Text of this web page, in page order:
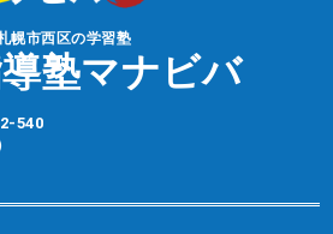
幌市西区の学習塾
塾マナビバ
540